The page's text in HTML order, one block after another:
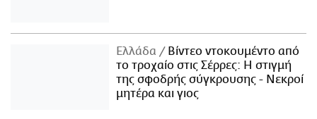
Ελλάδα
Βίντεο ντοκουμέντο από
το τροχαίο στις Σέρρες: Η στιγμή
της σφοδρής σύγκρουσης - Νεκροί
μητέρα και γιος